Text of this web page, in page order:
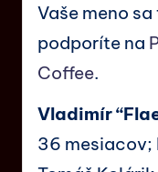
Vaše meno
podporíte na
Coffee.
Vladimír
36 mesiacov;